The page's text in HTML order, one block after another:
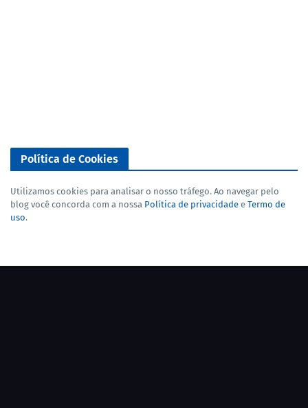
Política de Cookies
Utilizamos cookies para analisar o nosso tráfego. Ao navegar pelo
blog você concorda com a nossa Política de privacidade e Termo de
uso.